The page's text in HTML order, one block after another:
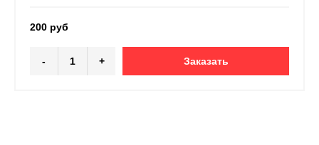
200 руб
- + Заказать